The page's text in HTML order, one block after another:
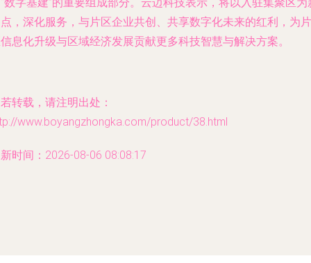
，深化服务，与片区企业共创、共享数字化未来的红利，为片
息化升级与区域经济发展贡献更多科技智慧与解决方案。
转载，请注明出处：
www.boyangzhongka.com/product/38.html
时间：2026-08-06 08:08:17